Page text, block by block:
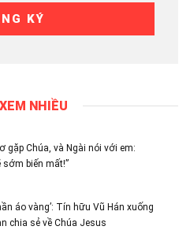
NHIỀU
gặp Chúa, và Ngài nói với em:
sớm biến mất!”
áo vàng’: Tín hữu Vũ Hán xuống
chia sẻ về Chúa Jesus